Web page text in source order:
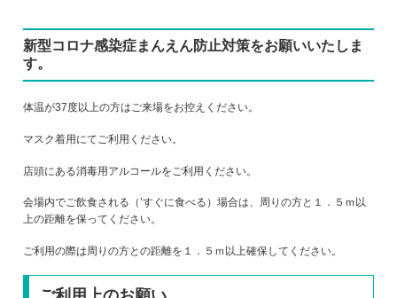
新型コロナ感染症まんえん防止対策をお願いいたしま
す。
体温が37度以上の方はご来場をお控えください。
マスク着用にてご利用ください。
店頭にある消毒用アルコールをご利用ください。
会場内でご飲食される（’すぐに食べる）場合は、周りの方と１．５ｍ以
上の距離を保ってください。
ご利用の際は周りの方との距離を１．５ｍ以上確保してください。